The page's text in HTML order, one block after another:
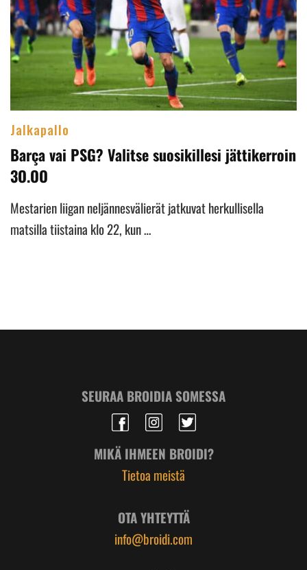
Jalkapallo
Barça vai PSG? Valitse suosikillesi jättikerroin
3O.OO
Mestarien liigan neljännesvälierät jatkuvat herkullisella
matsilla tiistaina klo 22, kun …
SEURAA BROIDIA SOMESSA
MIKÄ IHMEEN BROIDI?
Tietoa meistä
OTA YHTEYTTÄ
info@broidi.com